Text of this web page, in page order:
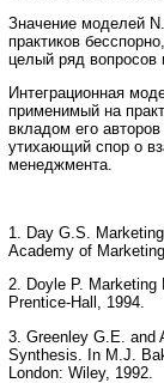
Значение моделей
практиков
целый ряд вопросов
Интеграционная
применимый на
вкладом его
утихающий спор о
менеджмента.
1. Day G.S.
Academy of
2. Doyle P. Marketing
Prentice-Hall, 1994.
3. Greenley G.E. and
Synthesis. In M.J.
London: Wiley, 1992.